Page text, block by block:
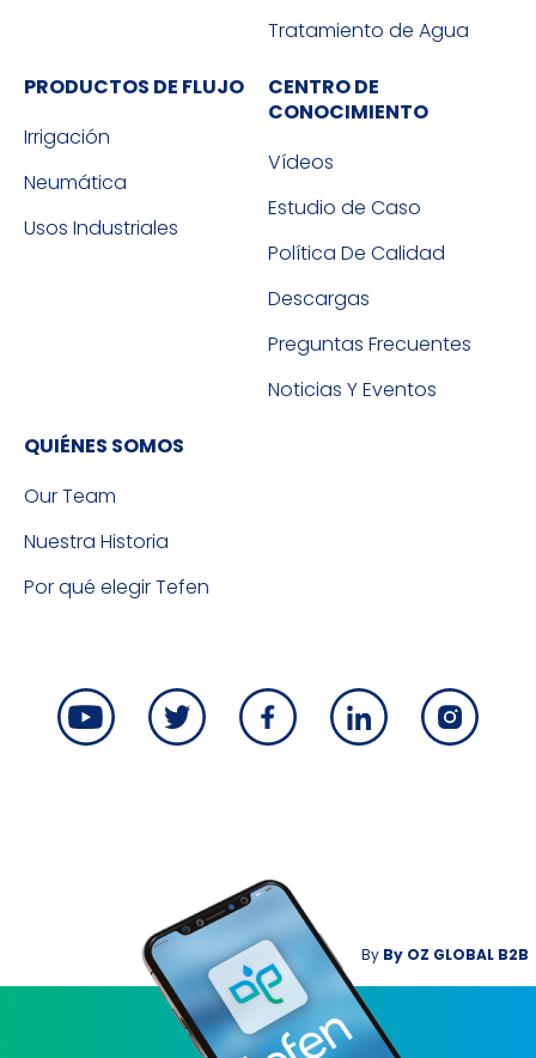
Tratamiento de Agua
PRODUCTOS DE FLUJO
Irrigación
Neumática
Usos Industriales
CENTRO DE
CONOCIMIENTO
Vídeos
Estudio de Caso
Política De Calidad
Descargas
Preguntas Frecuentes
Noticias Y Eventos
QUIÉNES SOMOS
Our Team
Nuestra Historia
Por qué elegir Tefen
By By OZ GLOBAL B2B